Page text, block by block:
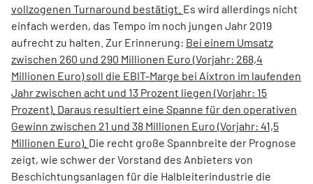
vollzogenen Turnaround bestätigt. Es wird allerdings nicht
einfach werden, das Tempo im noch jungen Jahr 2019
aufrecht zu halten. Zur Erinnerung: Bei einem Umsatz
zwischen 260 und 290 Millionen Euro (Vorjahr: 268,4
Millionen Euro) soll die EBIT-Marge bei Aixtron im laufenden
Jahr zwischen acht und 13 Prozent liegen (Vorjahr: 15
Prozent). Daraus resultiert eine Spanne für den operativen
Gewinn zwischen 21 und 38 Millionen Euro (Vorjahr: 41,5
Millionen Euro). Die recht große Spannbreite der Prognose
zeigt, wie schwer der Vorstand des Anbieters von
Beschichtungsanlagen für die Halbleiterindustrie die